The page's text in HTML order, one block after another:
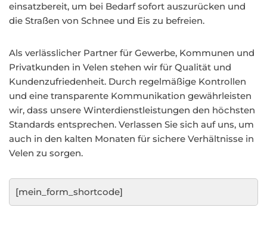
einsatzbereit, um bei Bedarf sofort auszurücken und
die Straßen von Schnee und Eis zu befreien.
Als verlässlicher Partner für Gewerbe, Kommunen und
Privatkunden in Velen stehen wir für Qualität und
Kundenzufriedenheit. Durch regelmäßige Kontrollen
und eine transparente Kommunikation gewährleisten
wir, dass unsere Winterdienstleistungen den höchsten
Standards entsprechen. Verlassen Sie sich auf uns, um
auch in den kalten Monaten für sichere Verhältnisse in
Velen zu sorgen.
[mein_form_shortcode]